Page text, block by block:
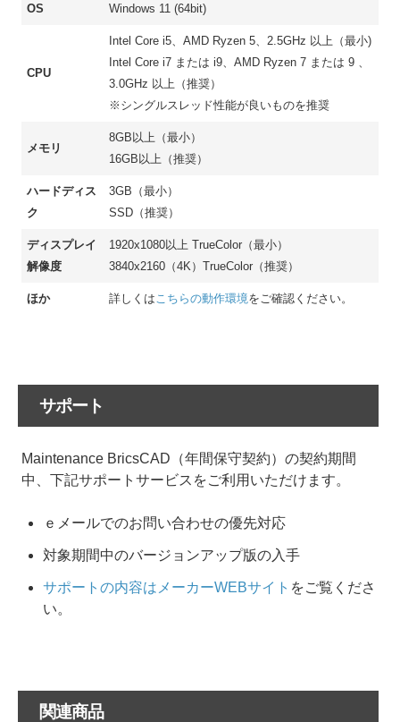
OS Windows 11 (64bit)
CPU
Intel Core i5、AMD Ryzen 5、2.5GHz 以上（最小)
Intel Core i7 または i9、AMD Ryzen 7 または 9 、
3.0GHz 以上（推奨）
※シングルスレッド性能が良いものを推奨
メモリ
8GB以上（最小）
16GB以上（推奨）
ハードディス
ク
3GB（最小）
SSD（推奨）
ディスプレイ
解像度
1920x1080以上 TrueColor（最小）
3840x2160（4K）TrueColor（推奨）
ほか 詳しくは こちらの動作環境をご確認ください。
サポート
Maintenance BricsCAD（年間保守契約）の契約期間
中、下記サポートサービスをご利用いただけます。
ｅメールでのお問い合わせの優先対応
対象期間中のバージョンアップ版の入手
サポートの内容はメーカーWEBサイト をご覧くださ
い。
関連商品